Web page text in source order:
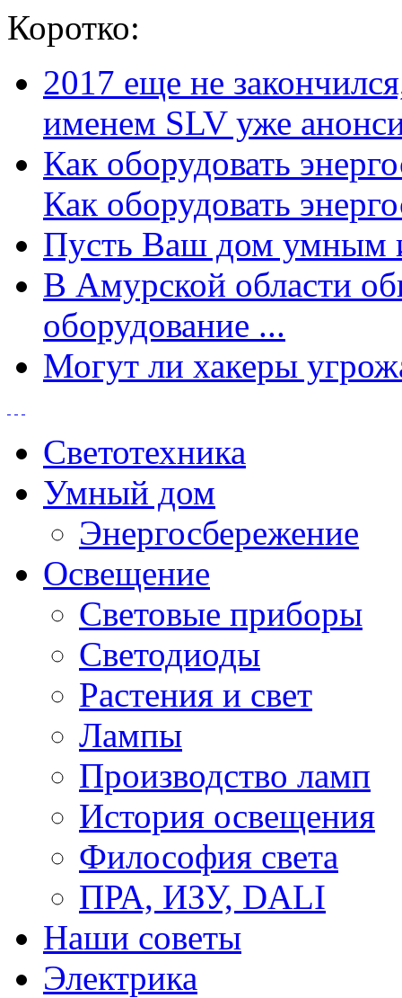
Коротко:
2017 еще не
именем SLV уже
Как оборудовать
Как оборудовать
Пусть Ваш дом умным
В Амурской области
оборудование ...
Могут ли хакеры
Светотехника
Умный дом
Энергосбережение
Освещение
Световые приборы
Светодиоды
Растения и свет
Лампы
Производство ламп
История освещения
Философия света
ПРА, ИЗУ, DALI
Наши советы
Электрика